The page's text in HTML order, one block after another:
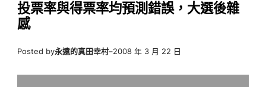
投票率與得票率均預測錯誤，大選後雜
感
Posted by永遠的真田幸村–2008 年 3 月 22 日